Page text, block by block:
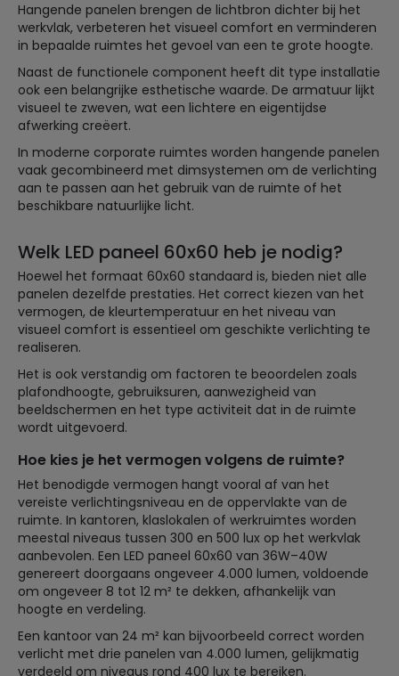
Hangende panelen brengen de lichtbron dichter bij het
werkvlak, verbeteren het visueel comfort en verminderen
in bepaalde ruimtes het gevoel van een te grote hoogte.
Naast de functionele component heeft dit type installatie
ook een belangrijke esthetische waarde. De armatuur lijkt
visueel te zweven, wat een lichtere en eigentijdse
afwerking creëert.
In moderne corporate ruimtes worden hangende panelen
vaak gecombineerd met dimsystemen om de verlichting
aan te passen aan het gebruik van de ruimte of het
beschikbare natuurlijke licht.
Welk LED paneel 60x60 heb je nodig?
Hoewel het formaat 60x60 standaard is, bieden niet alle
panelen dezelfde prestaties. Het correct kiezen van het
vermogen, de kleurtemperatuur en het niveau van
visueel comfort is essentieel om geschikte verlichting te
realiseren.
Het is ook verstandig om factoren te beoordelen zoals
plafondhoogte, gebruiksuren, aanwezigheid van
beeldschermen en het type activiteit dat in de ruimte
wordt uitgevoerd.
Hoe kies je het vermogen volgens de ruimte?
Het benodigde vermogen hangt vooral af van het
vereiste verlichtingsniveau en de oppervlakte van de
ruimte. In kantoren, klaslokalen of werkruimtes worden
meestal niveaus tussen 300 en 500 lux op het werkvlak
aanbevolen. Een LED paneel 60x60 van 36W–40W
genereert doorgaans ongeveer 4.000 lumen, voldoende
om ongeveer 8 tot 12 m² te dekken, afhankelijk van
hoogte en verdeling.
Een kantoor van 24 m² kan bijvoorbeeld correct worden
verlicht met drie panelen van 4.000 lumen, gelijkmatig
verdeeld om niveaus rond 400 lux te bereiken.